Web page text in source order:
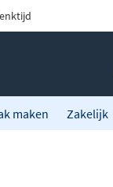
maken Zakelijk